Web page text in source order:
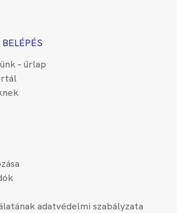
– űrlap
adatvédelmi szabályzata